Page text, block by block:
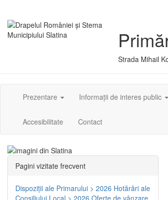
Strada Mihail
Prezentare Informații de interes public
Accesibilitate Contact
Pagini vizitate frecvent
Dispoziţii ale Primarului > 2026 Hotărâri ale